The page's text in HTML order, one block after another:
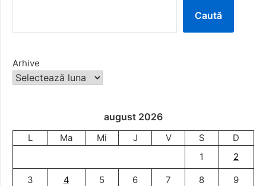
Caută
Arhive
august 2026
L Ma Mi J V S
D
1
2
3 4 5 6 7 8 9